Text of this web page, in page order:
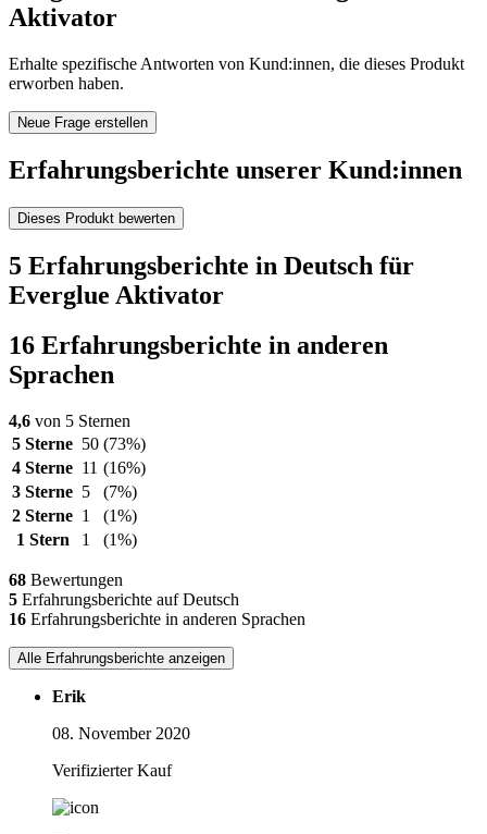
Aktivator
Erhalte spezifische Antworten von Kund:innen, die dieses Produkt
erworben haben.
Neue Frage erstellen
Erfahrungsberichte unserer Kund:innen
Dieses Produkt bewerten
5 Erfahrungsberichte in Deutsch für
Everglue Aktivator
16 Erfahrungsberichte in anderen
Sprachen
4,6 von 5 Sternen
5 Sterne 50 (73%)
4 Sterne 11 (16%)
3 Sterne 5
(7%)
2 Sterne 1
(1%)
1 Stern
1 (1%)
68 Bewertungen
5 Erfahrungsberichte auf Deutsch
16 Erfahrungsberichte in anderen Sprachen
Alle Erfahrungsberichte anzeigen
Erik
08. November 2020
Verifizierter Kauf